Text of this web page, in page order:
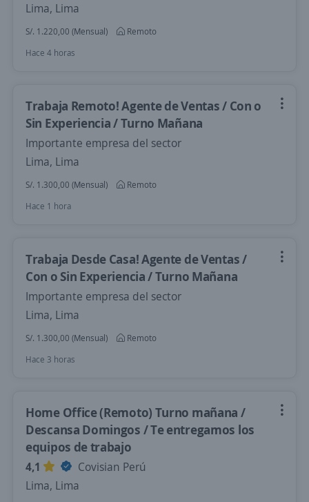
Lima, Lima
S/. 1.220,00 (Mensual)
Remoto
Hace 4 horas
Trabaja Remoto! Agente de Ventas / Con o
Sin Experiencia / Turno Mañana
Importante empresa del sector
Lima, Lima
S/. 1.300,00 (Mensual)
Remoto
Hace 1 hora
Trabaja Desde Casa! Agente de Ventas /
Con o Sin Experiencia / Turno Mañana
Importante empresa del sector
Lima, Lima
S/. 1.300,00 (Mensual)
Remoto
Hace 3 horas
Home Office (Remoto) Turno mañana /
Descansa Domingos / Te entregamos los
equipos de trabajo
4,1
Covisian Perú
Lima, Lima